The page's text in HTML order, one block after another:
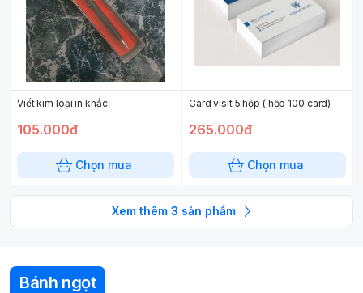
Viết kim loại in khắc
105.000đ
Chọn mua
Card visit 5 hộp ( hộp 100 card)
265.000đ
Chọn mua
Xem thêm 3 sản phẩm
Bánh ngọt